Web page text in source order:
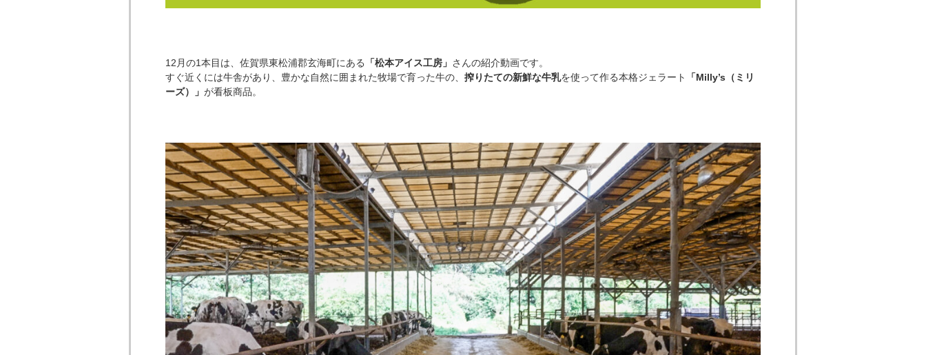
12月の1本目は、佐賀県東松浦郡玄海町にある 「松本アイス工房」 さんの紹介動画です。
すぐ近くには牛舎があり、豊かな自然に囲まれた牧場で育った牛の、 搾りたての新鮮な牛乳を使って作る本格ジェラート
「Milly’s（ミリ
ーズ）」 が看板商品。